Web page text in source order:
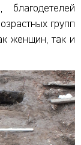
групп
женщин, так и